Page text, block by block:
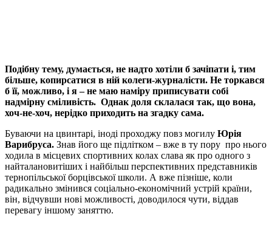
Подібну тему, думається, не надто хотіли б зачіпати і, тим
більше, копирсатися в ній колеги-журналісти. Не торкався
б її, можливо, і я – не маю наміру приписувати собі
надмірну сміливість. Однак доля склалася так, що вона,
хоч-не-хоч, нерідко приходить на згадку сама.
Буваючи на цвинтарі, іноді проходжу повз могилу Юрія
Варибруса. Знав його ще підлітком – вже в ту пору про нього
ходила в місцевих спортивних колах слава як про одного з
найталановитіших і найбільш перспективних представників
тернопільської борцівської школи. А вже пізніше, коли
радикально змінився соціально-економічний устрій країни,
він, відчувши нові можливості, доводилося чути, віддав
перевагу іншому заняттю.